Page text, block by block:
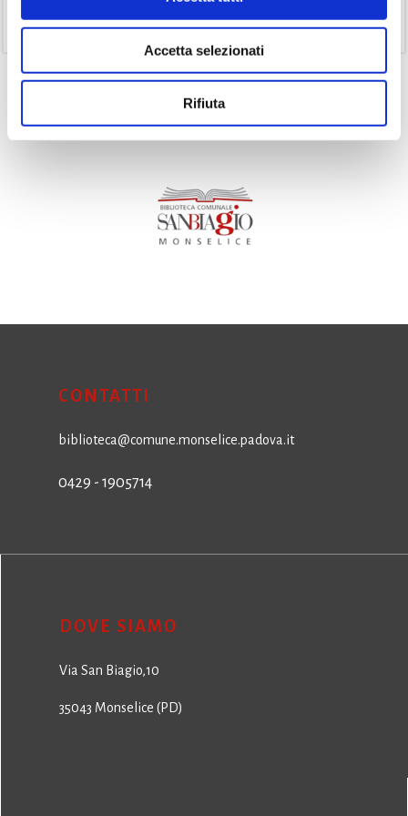
Accetta selezionati
Rifiuta
Volumi(11)
CONTATTI
biblioteca@comune.monselice.padova.it
0429 - 1905714
DOVE SIAMO
Via San Biagio,10
35043 Monselice (PD)